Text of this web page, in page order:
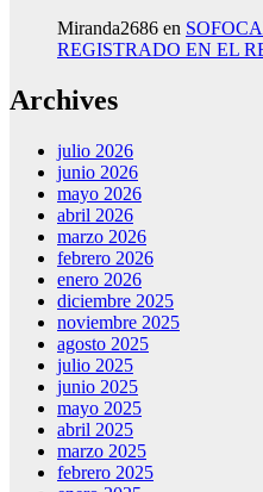
Miranda2686 en
REGISTRADO EN EL
Archives
julio 2026
junio 2026
mayo 2026
abril 2026
marzo 2026
febrero 2026
enero 2026
diciembre 2025
noviembre 2025
agosto 2025
julio 2025
junio 2025
mayo 2025
abril 2025
marzo 2025
febrero 2025